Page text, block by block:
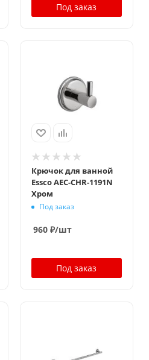
Под заказ
Крючок для ванной
Essco AEC-CHR-1191N
Хром
Под заказ
960₽/шт
Под заказ